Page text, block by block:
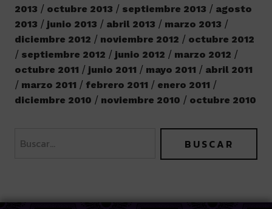
2013
octubre 2013 septiembre 2013
agosto
2013
junio 2013 abril 2013
marzo 2013
diciembre 2012
noviembre 2012
octubre 2012
septiembre 2012
junio 2012
marzo 2012
octubre 2011
junio 2011 mayo 2011
abril 2011
marzo 2011
febrero 2011
enero 2011
diciembre 2010
noviembre 2010 octubre 2010